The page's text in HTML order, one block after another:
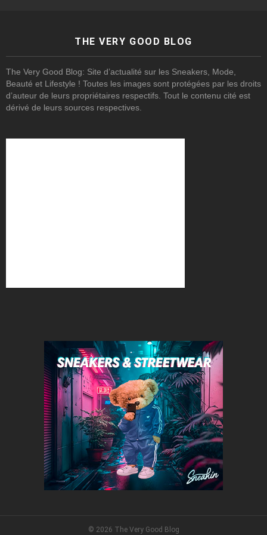
THE VERY GOOD BLOG
The Very Good Blog: Site d’actualité sur les Sneakers, Mode,
Beauté et Lifestyle ! Toutes les images sont protégées par les droits
d’auteur de leurs propriétaires respectifs. Tout le contenu cité est
dérivé de leurs sources respectives.
© 2026 The Very Good Blog